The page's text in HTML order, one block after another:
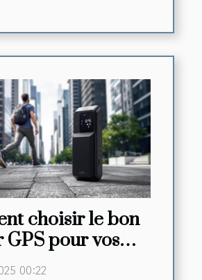
choisir le bon
pour vos
spécifiques ?
00:22